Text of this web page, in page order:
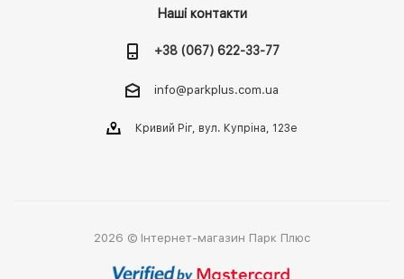
Наші контакти
+38 (067) 622-33-77
info@parkplus.com.ua
Кривий Ріг, вул. Купріна, 123е
2026 © Інтернет-магазин Парк Плюс